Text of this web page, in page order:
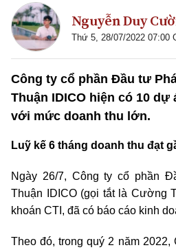
Nguyễn Duy
Thứ 5, 28/07/2022 07:00
Công ty cổ phần Đầu tư
Thuận IDICO hiện có 10 dự
với mức doanh thu lớn.
Luỹ kế 6 tháng doanh thu đạt
Ngày 26/7, Công ty cổ phần
Thuận IDICO (gọi tắt là Cường
khoán CTI, đã có báo cáo kinh
Theo đó, trong quý 2 năm